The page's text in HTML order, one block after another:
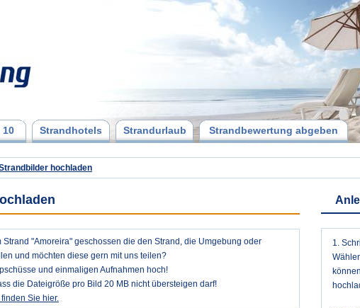
10 Strandhotels Strandurlaub Strandbewertung abgeben
hochladen
"Amoreira" geschossen die den Strand, die Umgebung oder
und möchten diese gern mit uns teilen?
und einmaligen Aufnahmen hoch!
die Dateigröße pro Bild 20 MB nicht übersteigen darf!
Sie hier.
1.